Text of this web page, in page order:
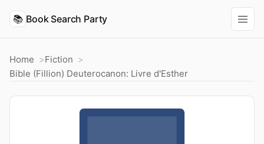
📚 Book Search Party
Home
Fiction
Bible (Fillion) Deuterocanon: Livre d'Esther